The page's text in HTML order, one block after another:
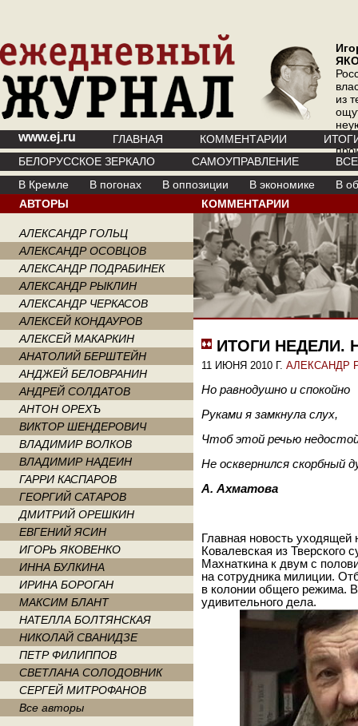
из
где
www.ej.ru ГЛАВНАЯ КОММЕНТАРИИ
БЕЛОРУССКОЕ ЗЕРКАЛО
САМОУПРАВЛЕНИЕ
В Кремле
В погонах В оппозиции В экономике
В
АВТОРЫ
АЛЕКСАНДР ГОЛЬЦ
АЛЕКСАНДР ОСОВЦОВ
АЛЕКСАНДР ПОДРАБИНЕК
АЛЕКСАНДР РЫКЛИН
АЛЕКСАНДР ЧЕРКАСОВ
АЛЕКСЕЙ КОНДАУРОВ
АЛЕКСЕЙ МАКАРКИН
АНАТОЛИЙ БЕРШТЕЙН
АНДЖЕЙ БЕЛОВРАНИН
АНДРЕЙ СОЛДАТОВ
АНТОН ОРЕХЪ
ВИКТОР ШЕНДЕРОВИЧ
ВЛАДИМИР ВОЛКОВ
ВЛАДИМИР НАДЕИН
ГАРРИ КАСПАРОВ
ГЕОРГИЙ САТАРОВ
ДМИТРИЙ ОРЕШКИН
ЕВГЕНИЙ ЯСИН
ИГОРЬ ЯКОВЕНКО
ИННА БУЛКИНА
ИРИНА БОРОГАН
МАКСИМ БЛАНТ
НАТЕЛЛА БОЛТЯНСКАЯ
НИКОЛАЙ СВАНИДЗЕ
ПЕТР ФИЛИППОВ
СВЕТЛАНА СОЛОДОВНИК
СЕРГЕЙ МИТРОФАНОВ
Все авторы
КОММЕНТАРИИ
ИТОГИ НЕДЕЛИ.
11 ИЮНЯ 2010 Г. АЛЕКСАНДР
Но равнодушно и спокойно
Руками я замкнула слух,
Чтоб этой речью
Не осквернился скорбный
А. Ахматова
Главная новость
Ковалевская из Тверского
Махнаткина к двум с
на сотрудника милиции.
в колонии общего режима.
удивительного дела.